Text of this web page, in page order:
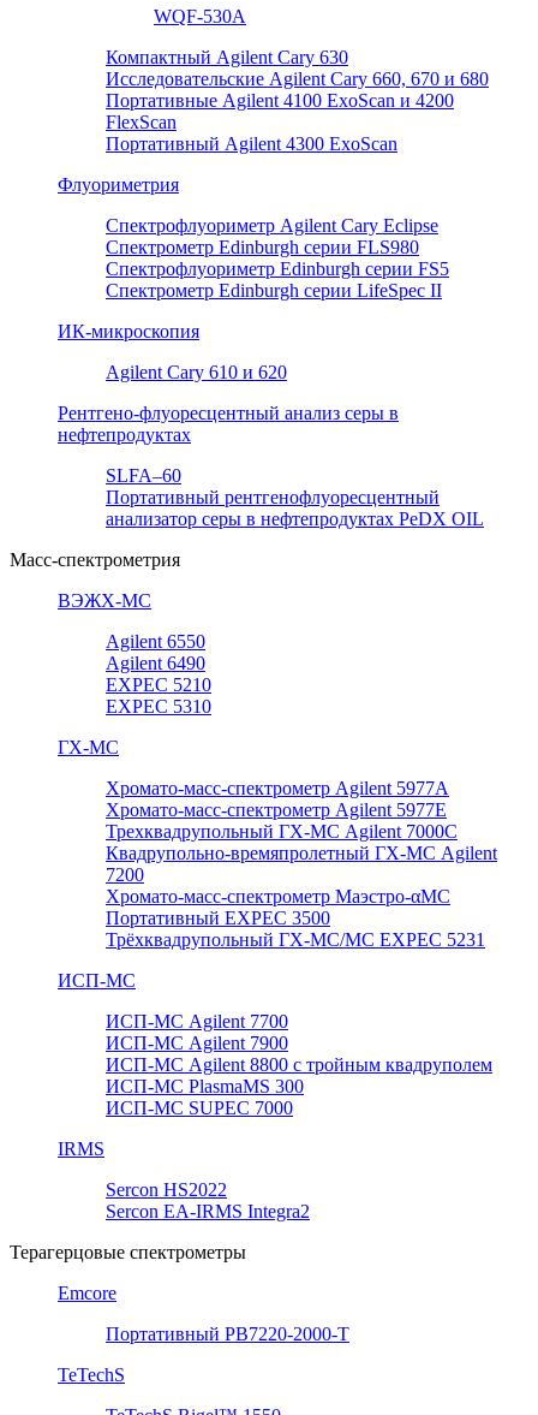
WQF-530A
Компактный Agilent Cary 630
Исследовательские Agilent Cary 660, 670 и 680
Портативные Agilent 4100 ExoScan и 4200
FlexScan
Портативный Agilent 4300 ExoScan
Флуориметрия
Спектрофлуориметр Agilent Cary Eclipse
Спектрометр Edinburgh серии FLS980
Спектрофлуориметр Edinburgh серии FS5
Спектрометр Edinburgh серии LifeSpec II
ИК-микроскопия
Agilent Cary 610 и 620
Рентгено-флуоресцентный анализ серы в
нефтепродуктах
SLFA–60
Портативный рентгенофлуоресцентный
анализатор серы в нефтепродуктах PeDX OIL
Масс-спектрометрия
ВЭЖХ-МС
Agilent 6550
Agilent 6490
EXPEC 5210
EXPEC 5310
ГХ-МС
Хромато-масс-спектрометр Agilent 5977А
Хромато-масс-спектрометр Agilent 5977E
Трехквадрупольный ГХ-МС Agilent 7000C
Квадрупольно-времяпролетный ГХ-МС Agilent
7200
Хромато-масс-спектрометр Маэстро-αМС
Портативный EXPEC 3500
Трёхквадрупольный ГХ-МС/МС EXPEC 5231
ИСП-МС
ИСП-МС Agilent 7700
ИСП-МС Agilent 7900
ИСП-МС Agilent 8800 с тройным квадруполем
ИСП-МС PlasmaMS 300
ИСП-МС SUPEC 7000
IRMS
Sercon HS2022
Sercon EA-IRMS Integra2
Терагерцовые спектрометры
Emcore
Портативный PB7220-2000-T
TeTechS